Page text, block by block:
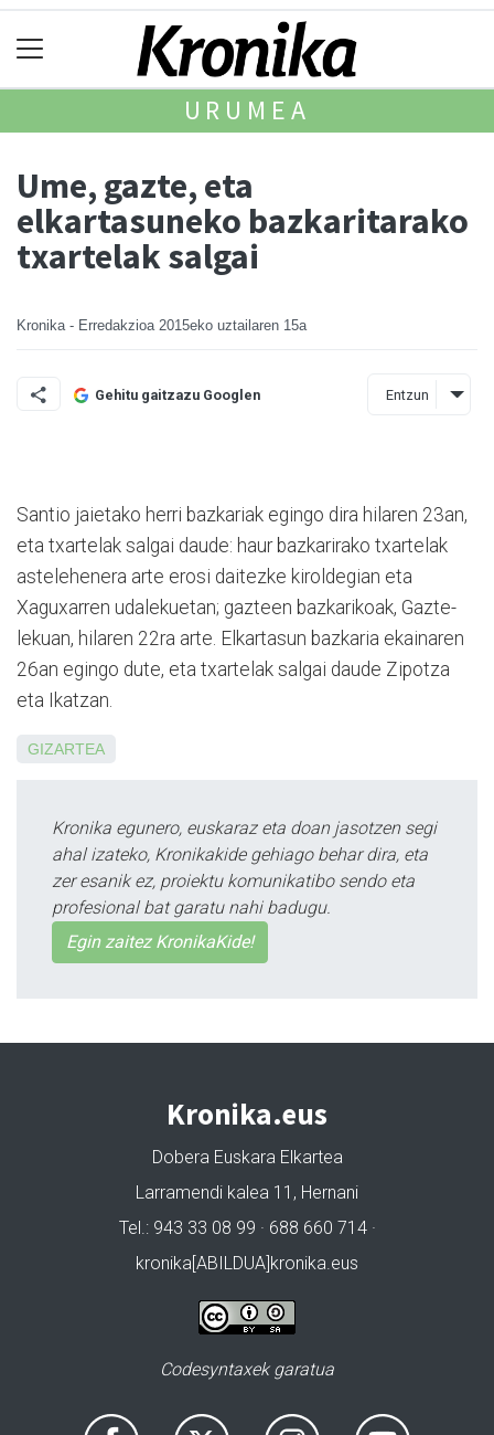
URUMEA
Ume, gazte, eta
elkartasuneko bazkaritarako
txartelak salgai
Kronika - Erredakzioa 2015eko uztailaren 15a
Gehitu gaitzazu Googlen Entzun
Santio jaietako herri bazkariak egingo dira hilaren 23an,
eta txartelak salgai daude: haur bazkarirako txartelak
astelehenera arte erosi daitezke kiroldegian eta
Xaguxarren udalekuetan; gazteen bazkarikoak, Gaz­te­
lekuan, hilaren 22ra arte. Elkartasun bazkaria ekainaren
26an egingo dute, eta txartelak salgai daude Zipotza
eta Ikatzan.
GIZARTEA
Kronika egunero, euskaraz eta doan jasotzen segi
ahal izateko, Kronikakide gehiago behar dira, eta
zer esanik ez, proiektu komunikatibo sendo eta
profesional bat garatu nahi badugu.
Egin zaitez KronikaKide!
Kronika.eus
Dobera Euskara Elkartea
Larramendi kalea 11, Hernani
Tel.: 943 33 08 99 · 688 660 714 ·
kronika[ABILDUA]kronika.eus
Codesyntaxek garatua